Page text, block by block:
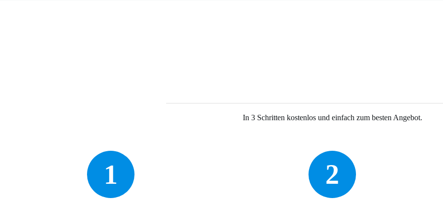
In 3 Schritten kostenlos und einfach zum besten Angebot.
1 2